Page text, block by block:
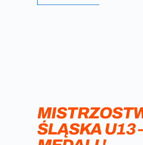
ŚLĄSKA U13